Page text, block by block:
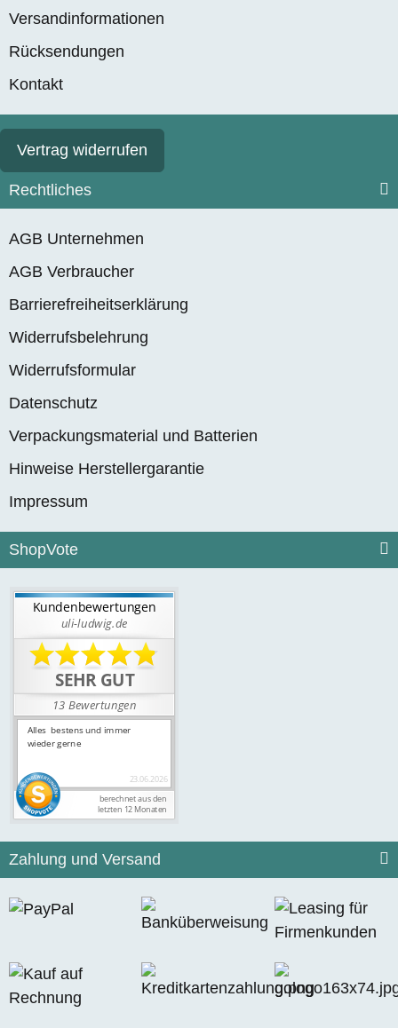
Versandinformationen
Rücksendungen
Kontakt
Vertrag widerrufen
Rechtliches
AGB Unternehmen
AGB Verbraucher
Barrierefreiheitserklärung
Widerrufsbelehrung
Widerrufsformular
Datenschutz
Verpackungsmaterial und Batterien
Hinweise Herstellergarantie
Impressum
ShopVote
Zahlung und Versand